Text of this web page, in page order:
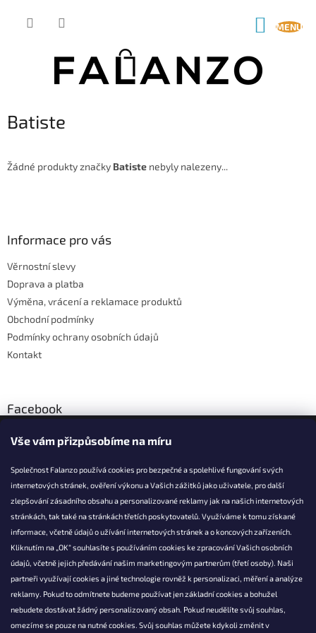
Vše vám přizpůsobíme na míru
Společnost Falanzo používá cookies pro bezpečné a spolehlivé fungování svých
internetových stránek, ověření výkonu a Vašich zážitků jako uživatele, pro další
zlepšování zásadního obsahu a personalizované reklamy jak na našich internetových
stránkách, tak také na stránkách třetích poskytovatelů. Využíváme k tomu získané
informace, včetně údajů o užívání internetových stránek a o koncových zařízeních.
Kliknutím na „OK“ souhlasíte s používáním cookies ke zpracování Vašich osobních
údajů, včetně jejich předávání našim marketingovým partnerům (třetí osoby). Naši
partneři využívají cookies a jiné technologie rovněž k personalizaci, měření a analýze
reklamy. Pokud to odmítnete budeme používat jen základní cookies a bohužel
nebudete dostávat žádný personalizovaný obsah. Pokud neudělíte svůj souhlas,
omezíme se pouze na nutné cookies. Svůj souhlas můžete kdykoli změnit v
Batiste
Žádné produkty značky Batiste nebyly nalezeny...
Informace pro vás
Věrnostní slevy
Doprava a platba
Výměna, vrácení a reklamace produktů
Obchodní podmínky
Podmínky ochrany osobních údajů
Kontakt
Facebook
KONTAKT
info@falanzo.cz
Falanzo.cz
FalanzoCZ